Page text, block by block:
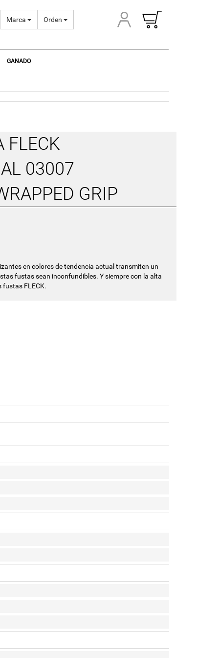
Marca Orden
GANADO
FLECK
03007
GRIP
en colores de tendencia actual transmiten un
fustas sean inconfundibles. Y siempre con la alta
fustas FLECK.